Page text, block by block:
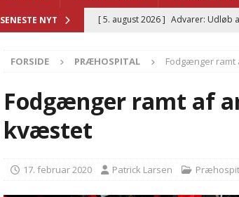
SENESTE NYT [ 5. august 2026 ] Advarer: Udløb
[ 5. august 2026 ] Ny ambulance
BRANDVÆSEN
kriminalitet
POLITI
FORSIDE PRÆHOSPITAL Fodgænger
Fodgænger ramt af
kvæstet
17. februar 2020 Patrick Larsen